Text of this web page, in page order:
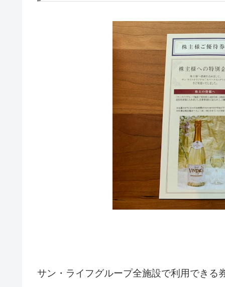
サン・ライフグループ全施設で利用できる